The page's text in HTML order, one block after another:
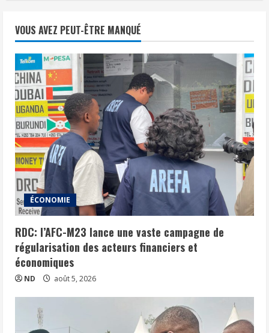
VOUS AVEZ PEUT-ÊTRE MANQUÉ
ÉCONOMIE
RDC: l’AFC-M23 lance une vaste campagne de
régularisation des acteurs financiers et
économiques
ND août 5, 2026